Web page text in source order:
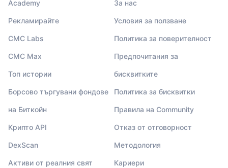
Academy
Рекламирайте
CMC Labs
CMC Max
Топ истории
Борсово търгувани фондове
на Биткойн
Крипто API
DexScan
Активи от реалния свят
За нас
Условия за ползване
Политика за поверителност
Предпочитания за
бисквитките
Политика за бисквитки
Правила на Community
Отказ от отговорност
Методология
Кариери